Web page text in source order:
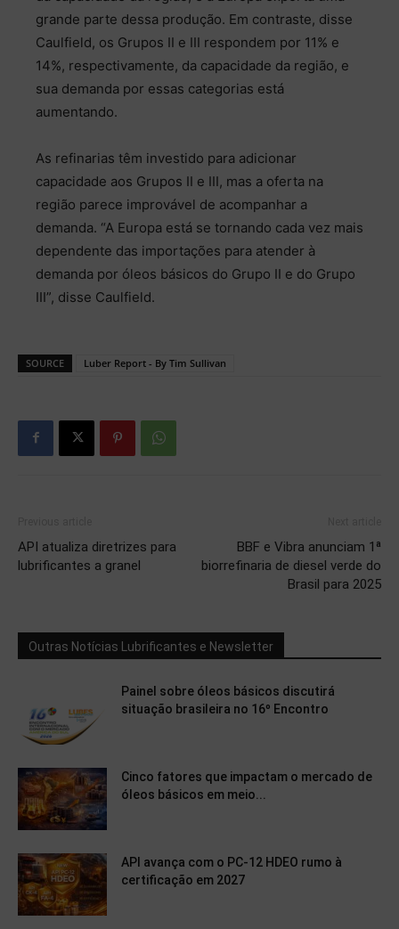
grande parte dessa produção. Em contraste, disse
Caulfield, os Grupos II e III respondem por 11% e
14%, respectivamente, da capacidade da região, e
sua demanda por essas categorias está
aumentando.
As refinarias têm investido para adicionar
capacidade aos Grupos II e III, mas a oferta na
região parece improvável de acompanhar a
demanda. “A Europa está se tornando cada vez mais
dependente das importações para atender à
demanda por óleos básicos do Grupo II e do Grupo
III”, disse Caulfield.
SOURCE Luber Report - By Tim Sullivan
API atualiza diretrizes para
lubrificantes a granel
BBF e Vibra anunciam 1ª
biorrefinaria de diesel verde do
Brasil para 2025
Outras Notícias Lubrificantes e Newsletter
Painel sobre óleos básicos discutirá
situação brasileira no 16º Encontro
Cinco fatores que impactam o mercado de
óleos básicos em meio...
API avança com o PC-12 HDEO rumo à
certificação em 2027